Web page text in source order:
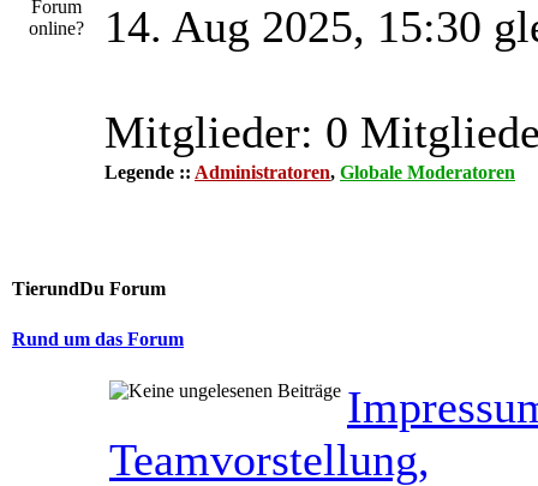
14. Aug 2025, 15:30
Mitglieder: 0
Legende :: Administratoren, Globale Moderatoren
TierundDu Forum
Rund um das Forum
Teamvorstellung,